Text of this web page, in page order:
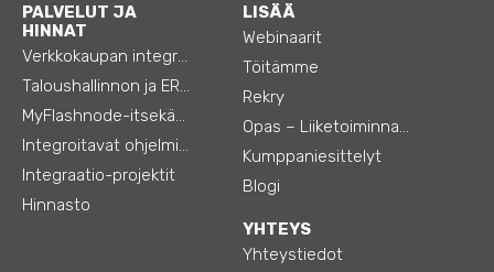
PALVELUT JA
HINNAT
Verkkokaupan integraatiot
Taloushallinnon ja ERP:n integraatiot
MyFlashnode-itsekäyttö-automaatio
Integroitavat ohjelmistot
Integraatio-projektit
Hinnasto
LISÄÄ
Webinaarit
Töitämme
Rekry
Opas – Liiketoiminnan tehostamiseen
Kumppaniesittelyt
Blogi
YHTEYS
Yhteystiedot